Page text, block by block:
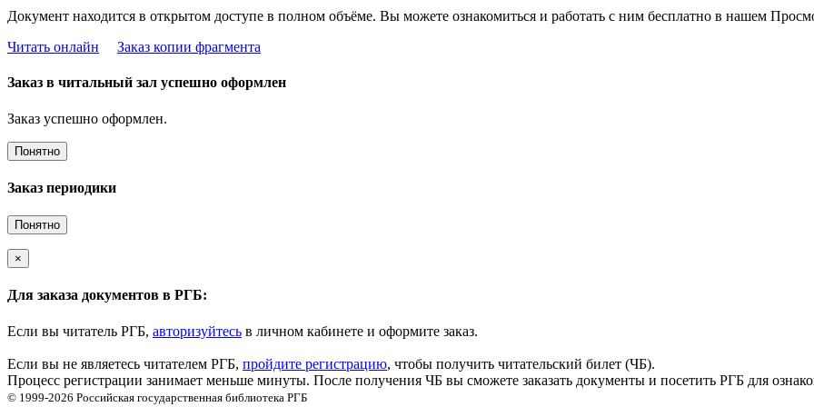
Документ находится в открытом доступе в полном объёме. Вы можете ознакомиться и работать с ним бесплатно в нашем
Читать онлайн
Заказ копии фрагмента
Заказ в читальный зал успешно оформлен
Заказ успешно оформлен.
Понятно
Заказ периодики
Понятно
×
Для заказа документов в РГБ:
Если вы читатель РГБ, авторизуйтесь в личном кабинете и оформите заказ.
Если вы не являетесь читателем РГБ, пройдите регистрацию, чтобы получить читательский билет (ЧБ).
Процесс регистрации занимает меньше минуты. После получения ЧБ вы сможете заказать документы и посетить РГБ для
© 1999-2026 Российская государственная библиотека РГБ